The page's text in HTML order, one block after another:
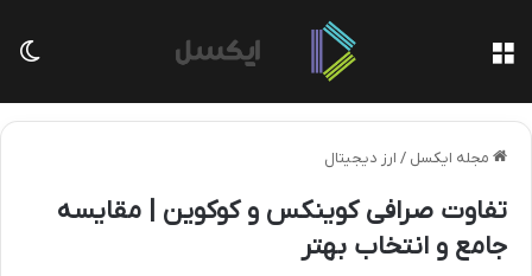
مجله ایکسل / ارز دیجیتال
تفاوت صرافی کوینکس و کوکوین | مقایسه
جامع و انتخاب بهتر